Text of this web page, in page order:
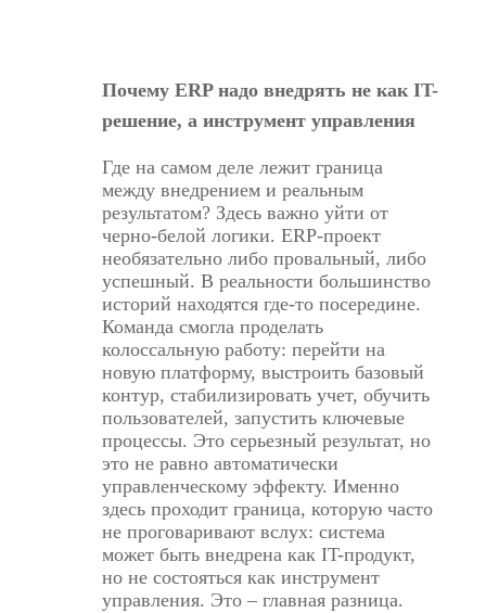
Почему ERP надо внедрять не как IT-
решение, а инструмент управления
Где на самом деле лежит граница
между внедрением и реальным
результатом? Здесь важно уйти от
черно-белой логики. ERP-проект
необязательно либо провальный, либо
успешный. В реальности большинство
историй находятся где-то посередине.
Команда смогла проделать
колоссальную работу: перейти на
новую платформу, выстроить базовый
контур, стабилизировать учет, обучить
пользователей, запустить ключевые
процессы. Это серьезный результат, но
это не равно автоматически
управленческому эффекту. Именно
здесь проходит граница, которую часто
не проговаривают вслух: система
может быть внедрена как IT-продукт,
но не состояться как инструмент
управления. Это – главная разница.